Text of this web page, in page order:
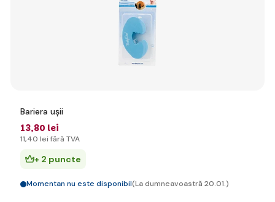
Bariera ușii
13,80 lei
11,40 lei fără TVA
+ 2 puncte
Momentan nu este disponibil(La dumneavoastră 20.01.)